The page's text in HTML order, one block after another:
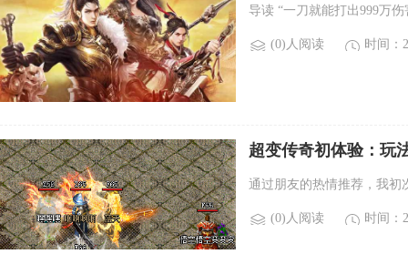
导读 “一刀就能打出999万
(0)人阅读 时间：
超变传奇初体验：玩
通过朋友的热情推荐，我初
(0)人阅读 时间：